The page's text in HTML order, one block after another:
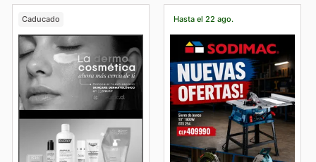
Caducado Hasta el 22 ago.